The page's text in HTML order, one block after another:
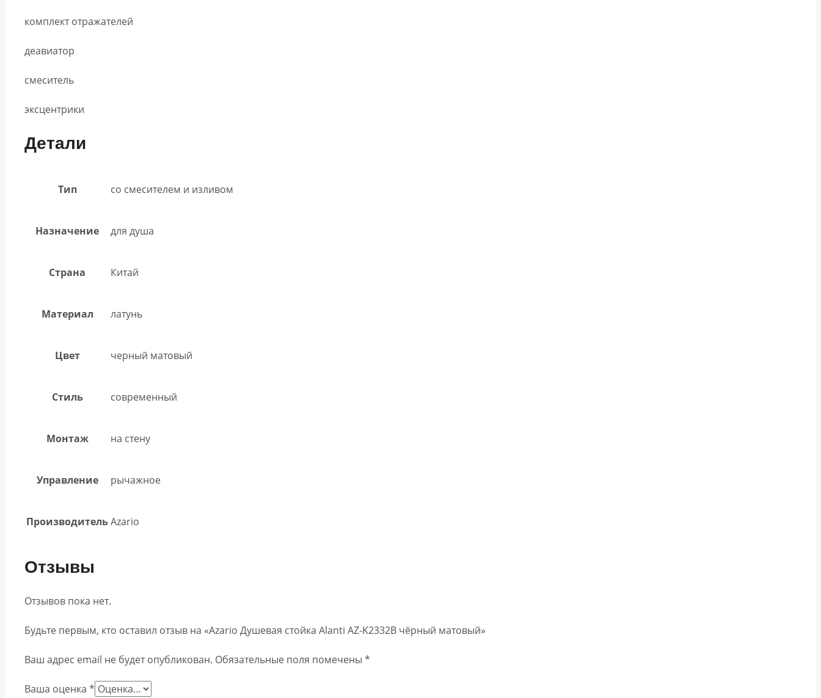
комплект отражателей
деавиатор
смеситель
эксцентрики
Детали
Тип со смесителем и изливом
Назначение для душа
Страна Китай
Материал латунь
Цвет черный матовый
Стиль современный
Монтаж на стену
Управление рычажное
ПроизводительAzario
Отзывы
Отзывов пока нет.
Будьте первым, кто оставил отзыв на «Azario Душевая стойка Alanti AZ-K2332B чёрный матовый»
Ваш адрес email не будет опубликован. Обязательные поля помечены *
Ваша оценка *